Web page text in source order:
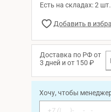
Есть на складах: 2 шт.
Доставка по РФ от
3 дней и от 150 ₽
Хочу, чтобы